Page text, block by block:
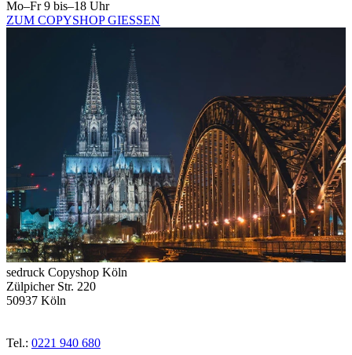
Mo–Fr 9 bis–18 Uhr
ZUM COPYSHOP GIESSEN
sedruck Copyshop Köln
Zülpicher Str. 220
50937 Köln
Tel.: 0221 940 680